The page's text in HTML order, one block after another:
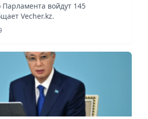
Парламента войдут 145
Vecher.kz.